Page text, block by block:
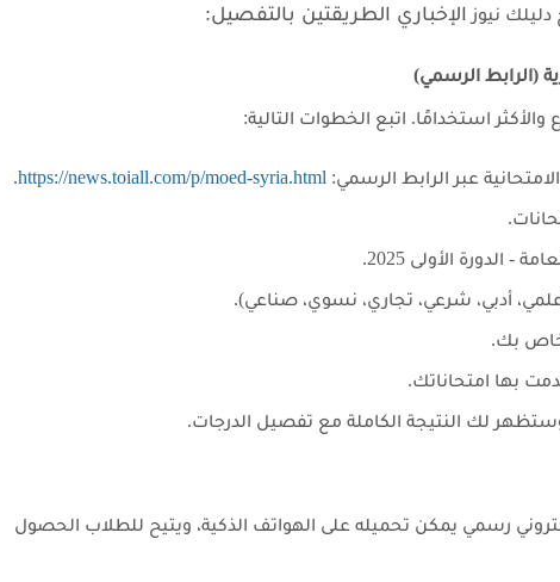
نيوز الإخباري الطريقتين بالتفصيل:
(الرابط الرسمي)
استخدامًا. اتبع الخطوات التالية:
الامتحانية عبر الرابط الرسمي: https://news.toiall.com/p/moed-syria.html
.
- الدورة الأولى 2025.
أدبي، شرعي، تجاري، نسوي، صناعي).
بك.
بها امتحاناتك.
لك النتيجة الكاملة مع تفصيل الدرجات.
رسمي يمكن تحميله على الهواتف الذكية، ويتيح للطلاب الحصول